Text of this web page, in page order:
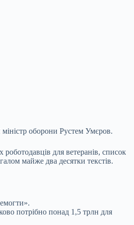
оборони Рустем Умєров.
для ветеранів, список
майже два десятки текстів.
потрібно понад 1,5 трлн для